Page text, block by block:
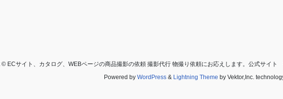
ECサイト、カタログ、WEBページの商品撮影の依頼 撮影代行 物撮り依頼にお応えします。公式サイ
Powered by WordPress& Lightning Theme by Vektor,Inc.